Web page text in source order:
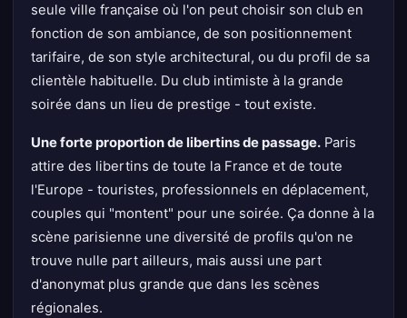
seule ville française où l'on peut choisir son club en
fonction de son ambiance, de son positionnement
tarifaire, de son style architectural, ou du profil de sa
clientèle habituelle. Du club intimiste à la grande
soirée dans un lieu de prestige - tout existe.
Une forte proportion de libertins de passage. Paris
attire des libertins de toute la France et de toute
l'Europe - touristes, professionnels en déplacement,
couples qui "montent" pour une soirée. Ça donne à la
scène parisienne une diversité de profils qu'on ne
trouve nulle part ailleurs, mais aussi une part
d'anonymat plus grande que dans les scènes
régionales.